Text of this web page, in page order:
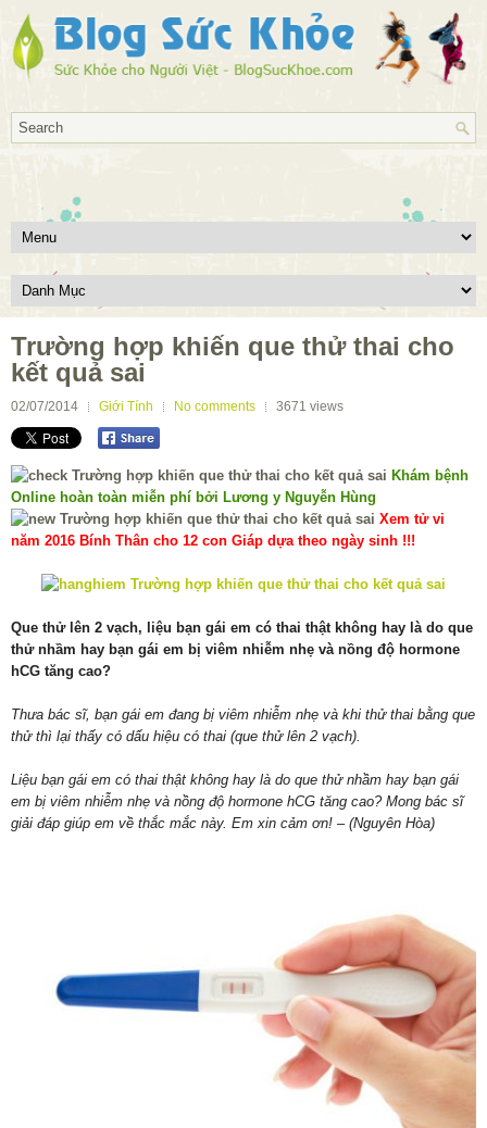
Trường hợp khiến que thử thai cho
kết quả sai
02/07/2014 Giới Tính No comments 3671 views
Khám bệnh
Online hoàn toàn miễn phí bởi Lương y Nguyễn Hùng
Xem tử vi
năm 2016 Bính Thân cho 12 con Giáp dựa theo ngày sinh !!!
Que thử lên 2 vạch, liệu bạn gái em có thai thật không hay là do que
thử nhầm hay bạn gái em bị viêm nhiễm nhẹ và nồng độ hormone
hCG tăng cao?
Thưa bác sĩ, bạn gái em đang bị viêm nhiễm nhẹ và khi thử thai bằng que
thử thì lại thấy có dấu hiệu có thai (que thử lên 2 vạch).
Liệu bạn gái em có thai thật không hay là do que thử nhầm hay bạn gái
em bị viêm nhiễm nhẹ và nồng độ hormone hCG tăng cao? Mong bác sĩ
giải đáp giúp em về thắc mắc này. Em xin cảm ơn! – (Nguyên Hòa)